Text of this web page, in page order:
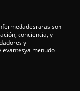
son
conciencia, y
y
menudo